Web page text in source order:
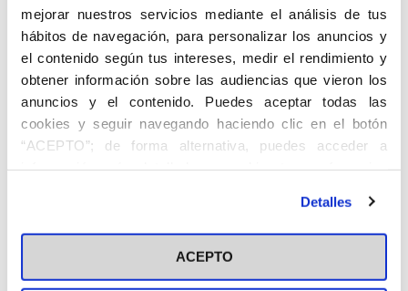
mejorar nuestros servicios mediante el análisis de tus
hábitos de navegación, para personalizar los anuncios y
el contenido según tus intereses, medir el rendimiento y
obtener información sobre las audiencias que vieron los
anuncios y el contenido. Puedes aceptar todas las
cookies y seguir navegando haciendo clic en el botón
“ACEPTO”; de forma alternativa, puedes acceder a
información más detallada y cambiar tus preferencias
en el botón "Personalizar". Para más información puedes
visitar nuestra Política de Cookies
Detalles
ACEPTO
de la participación activa de la ACdP en los procesos sinodales,
fomentando la reflexión y el discernimiento colectivo en la
diócesis.
El Centro de la ACdP agradece profundamente el apoyo y la
cercanía de Monseñor Francisco Cerro Chaves, y renueva su
compromiso de seguir trabajando con dedicación en el servicio
a la Iglesia y a la sociedad.